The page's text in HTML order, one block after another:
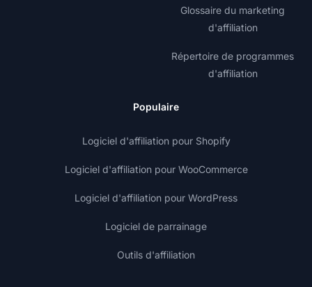
Glossaire du marketing
d'affiliation
Répertoire de programmes
d'affiliation
Populaire
Logiciel d'affiliation pour Shopify
Logiciel d'affiliation pour WooCommerce
Logiciel d'affiliation pour WordPress
Logiciel de parrainage
Outils d'affiliation